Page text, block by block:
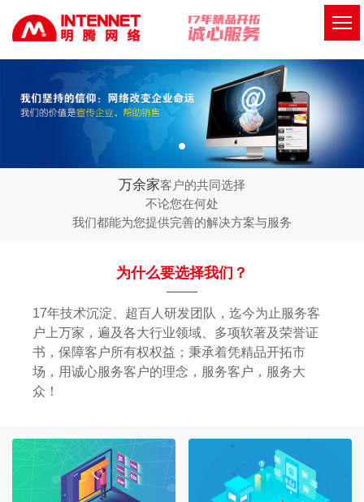
万余家客户的共同选择
不论您在何处
我们都能为您提供完善的解决方案与服务
为什么要选择我们？
17年技术沉淀、超百人研发团队，迄今为止服务客
户上万家，遍及各大行业领域、多项软著及荣誉证
书，保障客户所有权权益；秉承着凭精品开拓市
场，用诚心服务客户的理念，服务客户，服务大
众！